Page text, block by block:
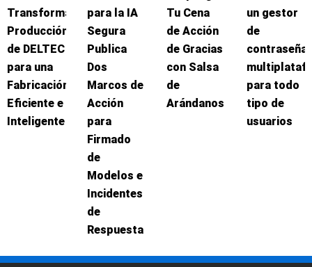
Transforma
Producción
de DELTEC
para una
Fabricación
Eficiente e
Inteligente
para la IA
Segura
Publica
Dos
Marcos de
Acción
para
Firmado
de
Modelos e
Incidentes
de
Respuesta
Tu Cena
de Acción
de Gracias
con Salsa
de
Arándanos
un gestor
de
para todo
tipo de
usuarios